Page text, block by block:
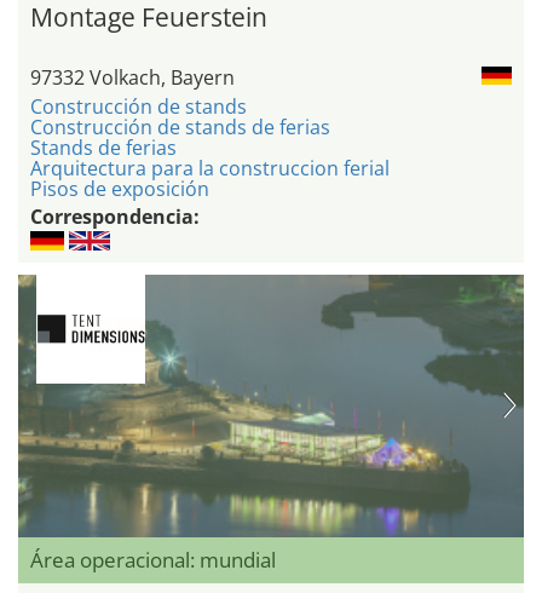
Montage Feuerstein
97332 Volkach, Bayern
Construcción de stands
Construcción de stands de ferias
Stands de ferias
Arquitectura para la construccion ferial
Pisos de exposición
Correspondencia:
Área operacional: mundial